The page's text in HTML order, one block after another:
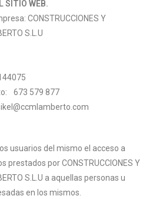
SITIO WEB.
CONSTRUCCIONES Y
S.L.U
673 579 877
usuarios del mismo el acceso a
prestados por CONSTRUCCIONES Y
S.L.U a aquellas personas u
en los mismos.